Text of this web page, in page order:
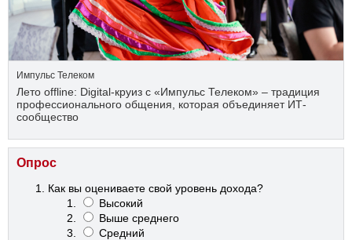
Импульс Телеком
Лето offline: Digital-круиз с «Импульс Телеком» – традиция
профессионального общения, которая объединяет ИТ-
сообщество
Опрос
Как вы оцениваете свой уровень дохода?
Высокий
Выше среднего
Средний